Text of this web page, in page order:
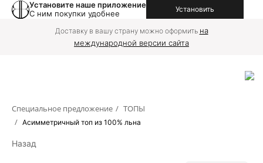
Установите наше приложение
С ним покупки удобнее
Установить
Доставку в вашу страну можно оформить на
международной версии сайта
Специальное предложение / ТОПЫ
/ Асимметричный топ из 100% льна
Назад